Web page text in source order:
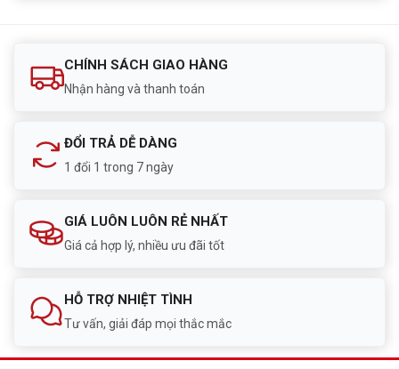
CHÍNH SÁCH GIAO HÀNG
Nhận hàng và thanh toán
ĐỔI TRẢ DỄ DÀNG
1 đổi 1 trong 7 ngày
GIÁ LUÔN LUÔN RẺ NHẤT
Giá cả hợp lý, nhiều ưu đãi tốt
HỖ TRỢ NHIỆT TÌNH
Tư vấn, giải đáp mọi thắc mắc